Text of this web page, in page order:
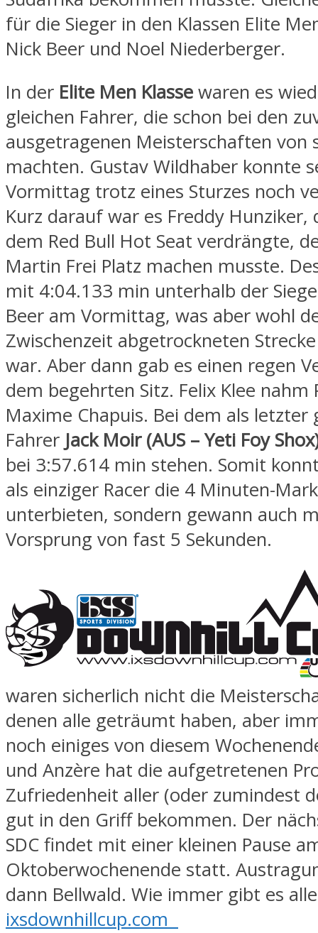
für die Sieger in den Klassen Elite
Nick Beer und Noel Niederberger.
In der Elite Men Klasse waren es
gleichen Fahrer, die schon bei den
ausgetragenen Meisterschaften von
machten. Gustav Wildhaber konnte
Vormittag trotz eines Sturzes noch
Kurz darauf war es Freddy Hunziker,
dem Red Bull Hot Seat verdrängte,
Martin Frei Platz machen musste.
mit 4:04.133 min unterhalb der
Beer am Vormittag, was aber wohl
Zwischenzeit abgetrockneten
war. Aber dann gab es einen regen
dem begehrten Sitz. Felix Klee nahm
Maxime Chapuis. Bei dem als
Fahrer Jack Moir (AUS – Yeti Foy
bei 3:57.614 min stehen. Somit
als einziger Racer die 4 Minuten-
unterbieten, sondern gewann auch
Vorsprung von fast 5 Sekunden.
waren sicherlich nicht die
denen alle geträumt haben, aber
noch einiges von diesem
und Anzère hat die aufgetretenen
Zufriedenheit aller (oder zumindest
gut in den Griff bekommen. Der
SDC findet mit einer kleinen Pause
Oktoberwochenende statt.
dann Bellwald. Wie immer gibt es
ixsdownhillcup.com